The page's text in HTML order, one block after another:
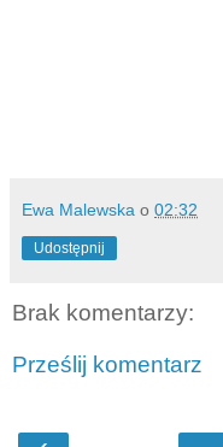
Ewa Malewska o 02:32
Udostępnij
Brak komentarzy:
Prześlij komentarz